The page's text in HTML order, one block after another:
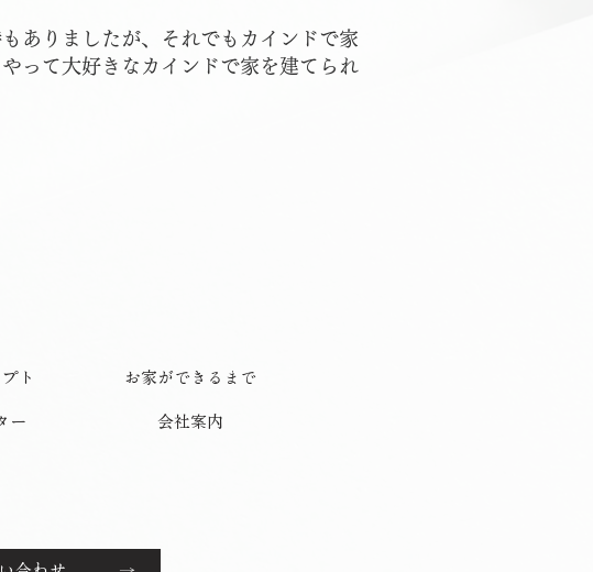
ありましたが、それでもカインドで家
って大好きなカインドで家を建てられ
ト
ー
お家ができるまで
会社案内